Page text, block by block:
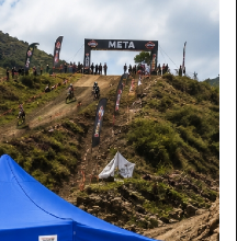
su contacto y un ejecutivo
necesaria.(* Requerido)
*